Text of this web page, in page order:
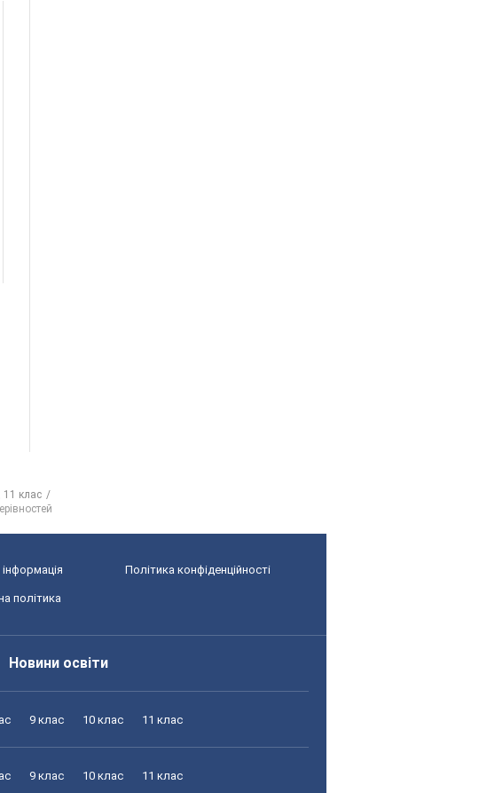
11 клас
Політика конфіденційності
політика
Новини освіти
9 клас 10 клас 11 клас
9 клас 10 клас 11 клас